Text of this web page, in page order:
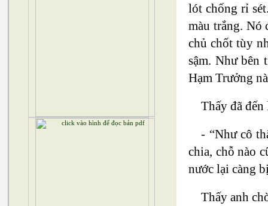
lót chống rỉ
màu trắng. Nó
chủ chốt tùy
sậm. Như bên
Hạm Trưởng
Thấy đã
- “Như cô
chia, chỗ nào
nước lại càng
Thấy anh